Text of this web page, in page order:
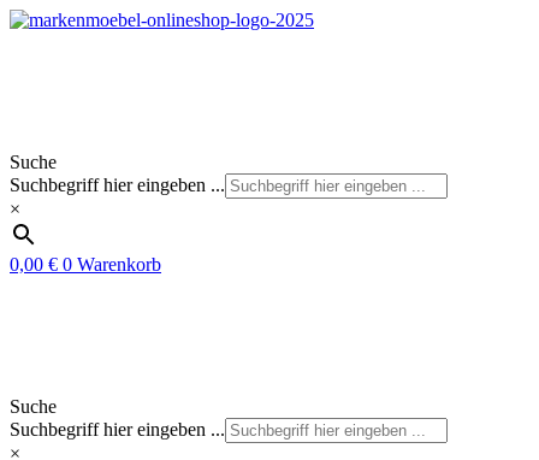
Zum
Suche
Suchbegriff hier eingeben ...
×
0,00 € 0 Warenkorb
Suche
Suchbegriff hier eingeben ...
×